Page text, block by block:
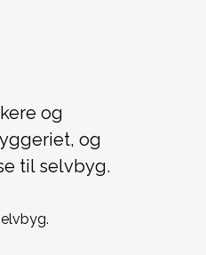
og
og
til selvbyg.